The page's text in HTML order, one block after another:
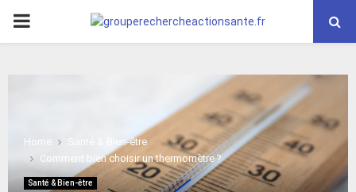
PRIMARY
Home
Santé & Bien-être
Comment bien choisir un thermomètre ?
Santé & Bien-être